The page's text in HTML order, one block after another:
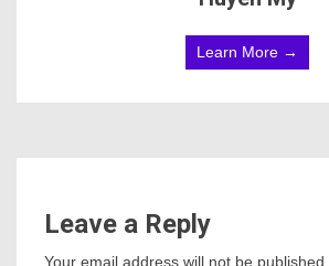
Learn More →
Leave a Reply
Your email address will not be published.